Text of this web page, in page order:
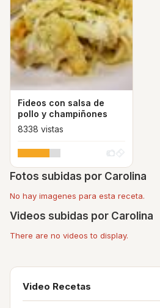
Fideos con salsa de
pollo y champiñones
8338 vistas
Fotos subidas por Carolina
No hay imagenes para esta receta.
Videos subidas por Carolina
There are no videos to display.
Video Recetas